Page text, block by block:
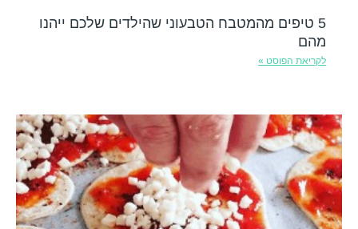
5 טיפים מהמטבח הטבעוני שהילדים שלכם ייהנו
מהם
לקריאת הפוסט »